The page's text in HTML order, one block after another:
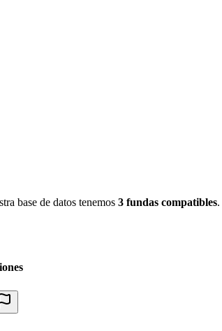
base de datos tenemos 3 fundas compatibles.